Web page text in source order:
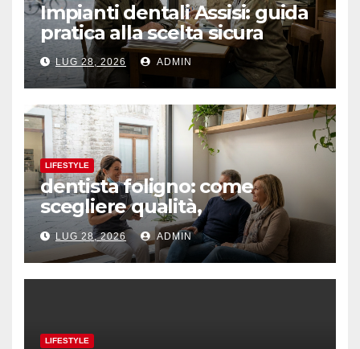
Impianti dentali Assisi: guida
pratica alla scelta sicura
LUG 28, 2026 ADMIN
LIFESTYLE
dentista foligno: come
scegliere qualità,
prevenzione e fiducia
LUG 28, 2026 ADMIN
LIFESTYLE